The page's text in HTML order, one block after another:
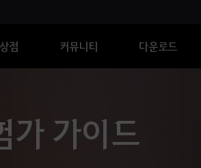
상점 커뮤니티 다운로드
가 가이드